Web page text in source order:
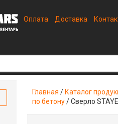
Оплата Доставка
Главная / Каталог
по бетону/Сверло